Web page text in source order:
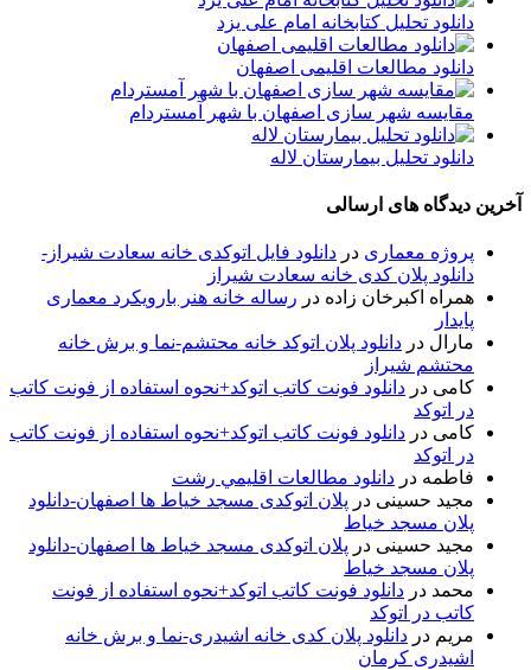
دانلود تحلیل کتابخانه امام علی یزد
دانلود مطالعات اقلیمی اصفهان
مقایسه شهر سازی اصفهان با شهر آمستردام
دانلود تحلیل بیمارستان لاله
آخرین دیدگاه های ارسالی
پروژه معماری در دانلود فایل اتوکدی خانه سعادت شیراز-
دانلود پلان کدی خانه سعادت شیراز
همراه اکبرخان زاده در رساله خانه هنر بارویکرد معماری
پایدار
مارال در دانلود پلان اتوکد خانه محتشم-نما و برش خانه
محتشم شیراز
کامی در دانلود فونت کاتب اتوکد+نحوه استفاده از فونت کاتب
در اتوکد
کامی در دانلود فونت کاتب اتوکد+نحوه استفاده از فونت کاتب
در اتوکد
فاطمه در دانلود مطالعات اقليمي رشت
مجید حسینی در پلان اتوکدی مسجد خیاط ها اصفهان-دانلود
پلان مسجد خیاط
مجید حسینی در پلان اتوکدی مسجد خیاط ها اصفهان-دانلود
پلان مسجد خیاط
محمد در دانلود فونت کاتب اتوکد+نحوه استفاده از فونت
کاتب در اتوکد
مریم در دانلود پلان کدی خانه اشیدری-نما و برش خانه
اشیدری کرمان